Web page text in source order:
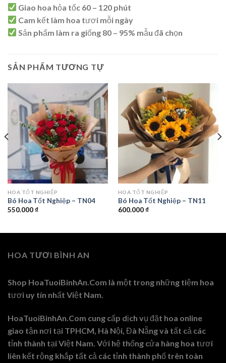
Giao hoa hỏa tốc 60 – 120 phút
Cam kết làm hoa tươi mỗi ngày
Sản phẩm làm ra giống 80 – 95% mẫu đã chọn
SẢN PHẨM TƯƠNG TỰ
HOA TỐT NGHIỆP
Bó Hoa Tốt Nghiệp – TN04
550.000₫
HOA TỐT NGHIỆP
Bó Hoa Tốt Nghiệp – TN11
600.000₫
HOA TƯƠI BÌNH AN
Shop HoaTuoiBinhAn.Com là một trong những tiệm hoa
tươi uy tín nhất Việt Nam.
HoaTuoiBinhAn.Com cung cấp dịch vụ đặt hoa online
giao tận nơi tại TPHCM, Hà Nội, Đà Nẵng và tất cả các
tỉnh thành tại Việt Nam. Với hệ thống cửa hàng hoa tươi
liên kết rộng khắp tất cả các tỉnh thành phố trên toàn